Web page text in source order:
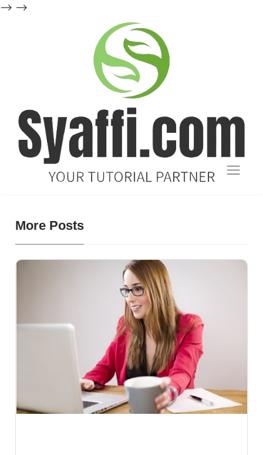
--> -->
Tutorial
dan
TERBARU
More Posts